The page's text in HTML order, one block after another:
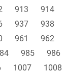
913 914
937 938
961 962
985 986
1007 1008